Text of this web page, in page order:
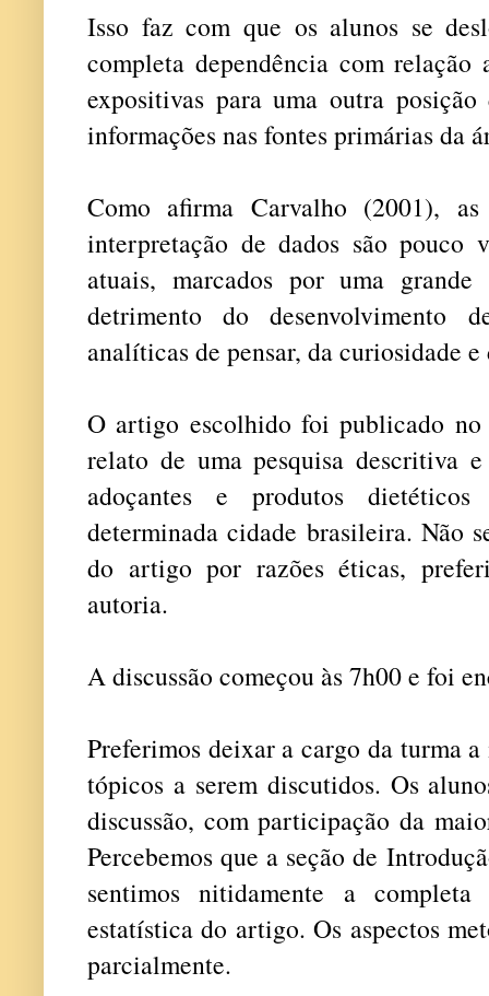
Isso faz com que os alunos se
completa dependência com
expositivas para uma outra
informações nas fontes primárias da
Como afirma Carvalho (2001),
interpretação de dados são pouco
atuais, marcados por uma grande
detrimento do desenvolvimento
analíticas de pensar, da curiosidade
O artigo escolhido foi publicado no
relato de uma pesquisa descritiva
adoçantes e produtos
determinada cidade brasileira. Não
do artigo por razões éticas,
autoria.
A discussão começou às 7h00 e foi
Preferimos deixar a cargo da turma
tópicos a serem discutidos. Os
discussão, com participação da
Percebemos que a seção de
sentimos nitidamente a
estatística do artigo. Os aspectos
parcialmente.